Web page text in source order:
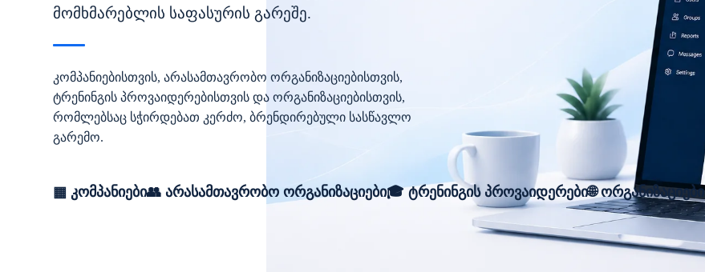
მომხმარებლის საფასურის გარეშე.
კომპანიებისთვის, არასამთავრობო ორგანიზაციებისთვის,
ტრენინგის პროვაიდერებისთვის და ორგანიზაციებისთვის,
რომლებსაც სჭირდებათ კერძო, ბრენდირებული სასწავლო
გარემო.
▦ კომპანიები👥 არასამთავრობო ორგანიზაციები🎓 ტრენინგის პროვაიდერები🌐 ორგანიზაციები